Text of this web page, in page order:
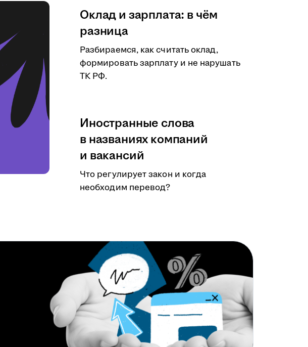
Оклад и зарплата: в чём
разница
Разбираемся, как считать оклад,
формировать зарплату и не нарушать
ТК РФ.
Иностранные слова
в названиях компаний
и вакансий
Что регулирует закон и когда
необходим перевод?